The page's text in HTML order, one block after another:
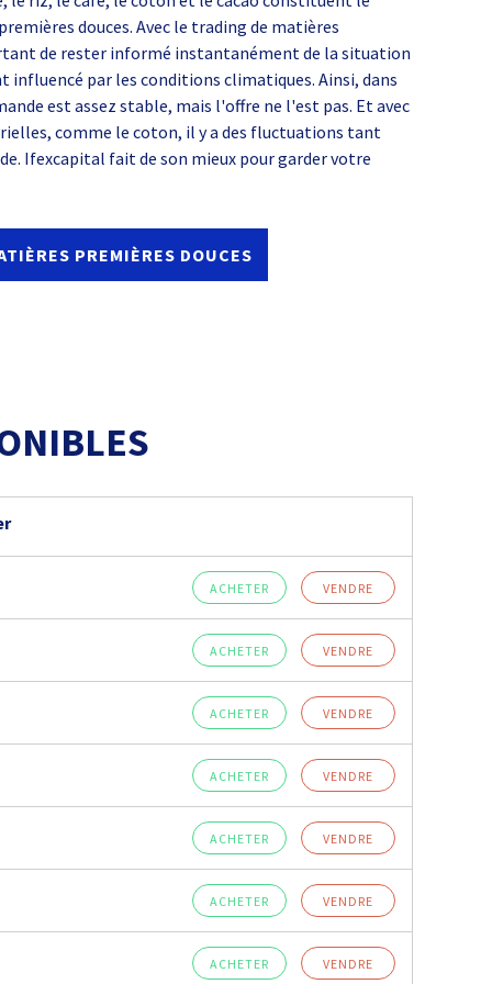
douces. Avec le trading de matières
de rester informé instantanément de la situation
influencé par les conditions climatiques. Ainsi, dans
est assez stable, mais l'offre ne l'est pas. Et avec
comme le coton, il y a des fluctuations tant
Ifexcapital fait de son mieux pour garder votre
PREMIÈRES DOUCES
ACHETER VENDRE
ACHETER VENDRE
ACHETER VENDRE
ACHETER VENDRE
ACHETER VENDRE
ACHETER VENDRE
ACHETER VENDRE